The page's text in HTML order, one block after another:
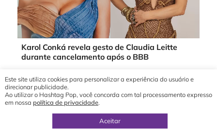
Karol Conká revela gesto de Claudia Leitte
durante cancelamento após o BBB
Este site utiliza cookies para personalizar a experiência do usuário e
direcionar publicidade.
Ao utilizar o Hashtag Pop, você concorda com tal processamento expresso
em nossa política de privacidade
Aceitar